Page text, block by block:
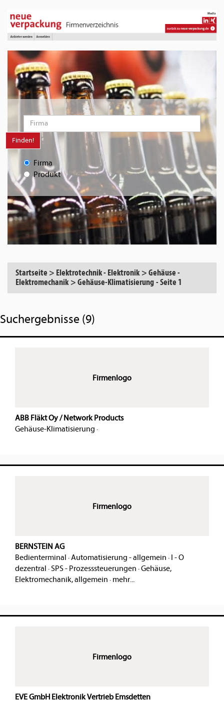
Finden!
Firma
Produkt
Startseite > Elektrotechnik - Elektronik >Gehäuse -
Elektromechanik >Gehäuse-Klimatisierung-Seite 1
Suchergebnisse (9)
Firmenlogo
ABB Fläkt Oy / Network Products
Gehäuse-Klimatisierung ·
Firmenlogo
BERNSTEIN AG
Bedienterminal ·Automatisierung - allgemein · I - O
dezentral ·SPS - Prozesssteuerungen ·Gehäuse,
Elektromechanik, allgemein · mehr...
Firmenlogo
EVE GmbH Elektronik Vertrieb Emsdetten